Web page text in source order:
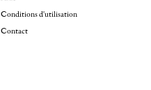
Conditions d'utilisation
Contact